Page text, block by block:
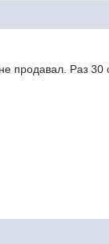
продавал. Раз 30